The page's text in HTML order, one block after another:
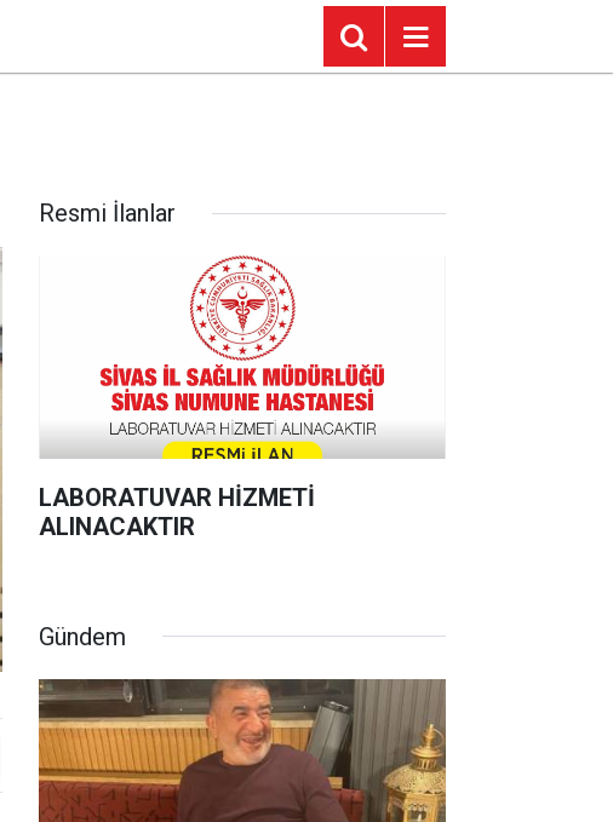
Resmi İlanlar
LABORATUVAR HİZMETİ
ALINACAKTIR
Gündem